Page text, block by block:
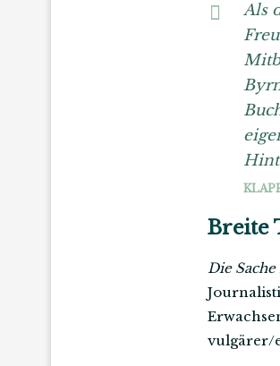
Als
Breite
Die
vulgärer/